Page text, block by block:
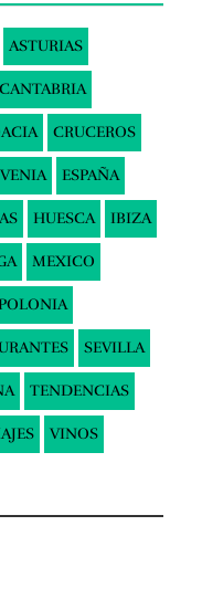
ASTURIAS
CANTABRIA
CRUCEROS
ESPAÑA
HUESCA IBIZA
MEXICO
SEVILLA
TENDENCIAS
VINOS